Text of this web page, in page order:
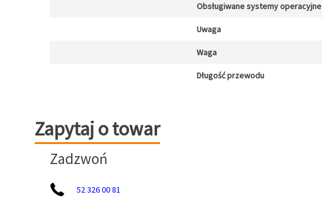
Obsługiwane systemy operacyjne
Uwaga
Waga
Długość przewodu
Zapytaj o towar
Zapytaj o towar
Zadzwoń
52 326 00 81